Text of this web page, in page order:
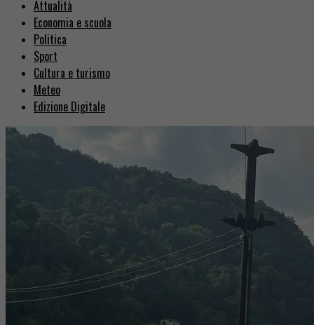
Attualità
Economia e scuola
Politica
Sport
Cultura e turismo
Meteo
Edizione Digitale